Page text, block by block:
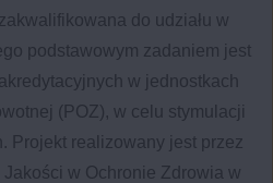
do udziału w
podstawowym zadaniem jest
w jednostkach
(POZ), w celu stymulacji
Projekt realizowany jest przez
w Ochronie Zdrowia w